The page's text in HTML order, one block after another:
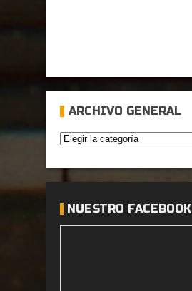
ARCHIVO GENERAL
NUESTRO FACEBOOK